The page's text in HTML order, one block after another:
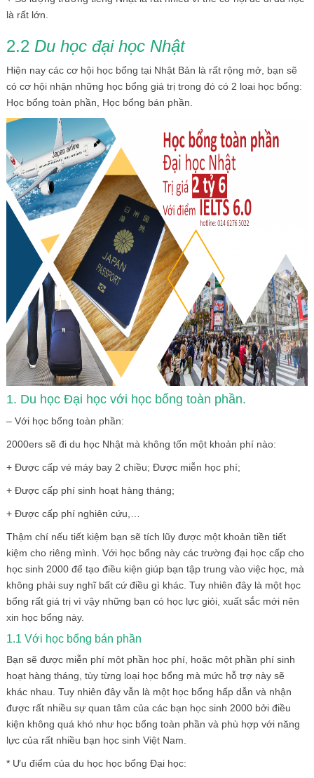
là rất lớn.
2.2 Du học đại học Nhật
Hiện nay các cơ hội học bổng tại Nhật Bản là rất rộng mở, bạn sẽ
có cơ hội nhận những học bổng giá trị trong đó có 2 loai học bổng:
Học bổng toàn phần, Học bổng bán phần.
1. Du học Đại học với học bổng toàn phần.
– Với học bổng toàn phần:
2000ers sẽ đi du học Nhật mà không tốn một khoản phí nào:
+ Được cấp vé máy bay 2 chiều; Được miễn học phí;
+ Được cấp phí sinh hoạt hàng tháng;
+ Được cấp phí nghiên cứu,…
Thậm chí nếu tiết kiệm bạn sẽ tích lũy được một khoản tiền tiết
kiệm cho riêng mình. Với học bổng này các trường đại học cấp cho
học sinh 2000 để tạo điều kiện giúp bạn tập trung vào việc học, mà
không phải suy nghĩ bất cứ điều gì khác. Tuy nhiên đây là một học
bổng rất giá trị vì vậy những bạn có học lực giỏi, xuất sắc mới nên
xin học bổng này.
1.1 Với học bổng bán phần
Bạn sẽ được miễn phí một phần học phí, hoặc một phần phí sinh
hoạt hàng tháng, tùy từng loại học bổng mà mức hỗ trợ này sẽ
khác nhau. Tuy nhiên đây vẫn là một học bổng hấp dẫn và nhận
được rất nhiều sự quan tâm của các bạn học sinh 2000 bởi điều
kiện không quá khó như học bổng toàn phần và phù hợp với năng
lực của rất nhiều bạn học sinh Việt Nam.
* Ưu điểm của du học học bổng Đại học: